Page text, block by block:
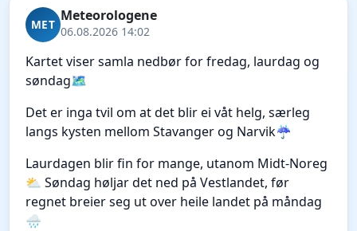
MET
Meteorologene
06.08.2026 14:02
Kartet viser samla nedbør for fredag, laurdag og
søndag🗺️
Det er inga tvil om at det blir ei våt helg, særleg
langs kysten mellom Stavanger og Narvik☔
Laurdagen blir fin for mange, utanom Midt-Noreg
⛅ Søndag høljar det ned på Vestlandet, før
regnet breier seg ut over heile landet på måndag
🌧️